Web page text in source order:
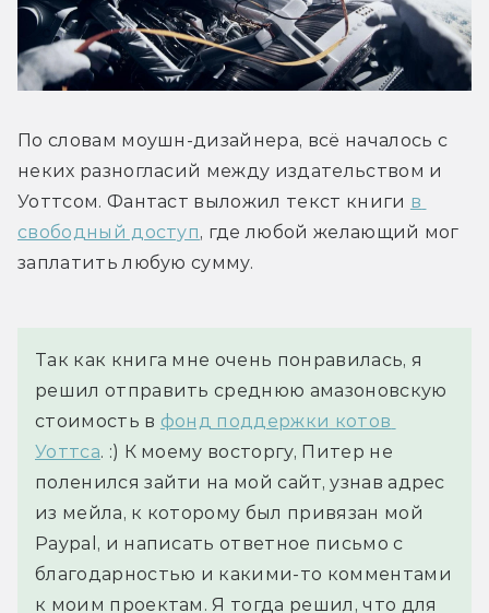
По словам моушн-дизайнера, всё началось с
неких разногласий между издательством и
Уоттсом. Фантаст выложил текст книги в
свободный доступ, где любой желающий мог
заплатить любую сумму.
Так как книга мне очень понравилась, я
решил отправить среднюю амазоновскую
стоимость в фонд поддержки котов
Уоттса. :) К моему восторгу, Питер не
поленился зайти на мой сайт, узнав адрес
из мейла, к которому был привязан мой
Paypal, и написать ответное письмо с
благодарностью и какими-то комментами
к моим проектам. Я тогда решил, что для